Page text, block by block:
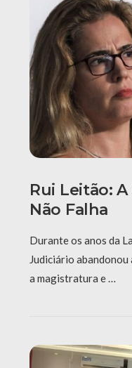
Rui Leitão:
Não Falha
Durante os anos da
Judiciário
a magistratura e …